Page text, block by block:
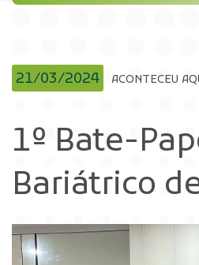
21/03/2024 ACONTECEU
1º Bate-
Bariátrico